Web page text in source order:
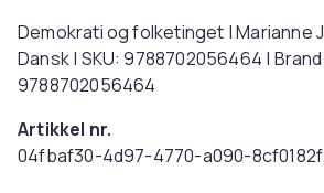
Demokrati og folketinget | Marianne
Dansk | SKU: 9788702056464 |
9788702056464
Artikkel nr.
04fbaf30-4d97-4770-a090-